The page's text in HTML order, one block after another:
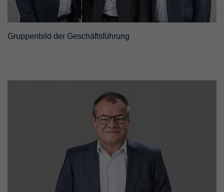
Gruppenbild der Geschäftsführung